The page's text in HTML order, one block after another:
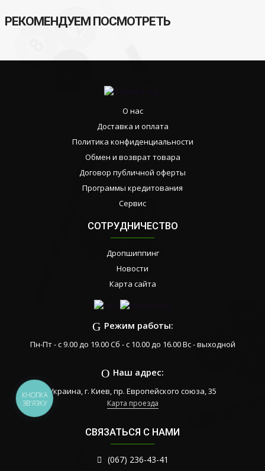
РЕКОМЕНДУЕМ ПОСМОТРЕТЬ
О нас
Доставка и оплата
Политика конфиденциальности
Обмен и возврат товара
Договор публичной оферты
Программы кредитования
Сервис
СОТРУДНИЧЕСТВО
Дропшиппинг
Новости
Карта сайта
Режим работы:
Пн-Пт - с 9.00 до 19.00 Сб - с 10.00 до 16.00 Вс - выходной
Наш адрес:
Украина, г. Киев, пр. Европейского союза, 35
Карта проезда
СВЯЗАТЬСЯ С НАМИ
(067) 236-43-41
КНОПКА
ЗВ'ЯЗКУ